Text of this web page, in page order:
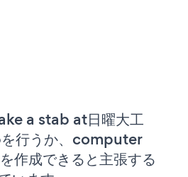
a stab at日曜大工
行うか、computer
成できると主張する